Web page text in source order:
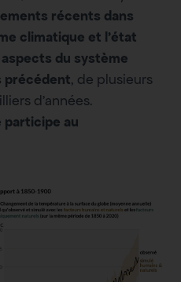
récents dans
climatique et l’état
du système
précédent, de plusieurs
d’années.
participe au